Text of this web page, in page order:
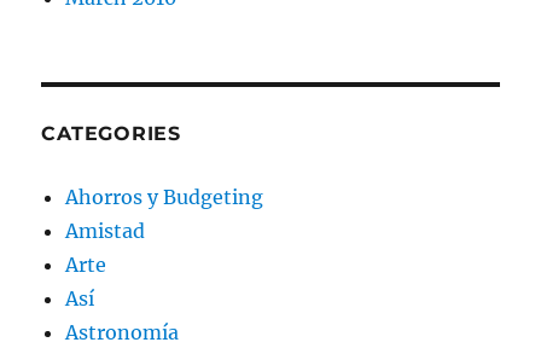
CATEGORIES
Ahorros y Budgeting
Amistad
Arte
Así
Astronomía